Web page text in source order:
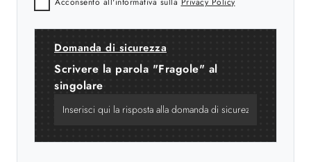
Domanda di sicurezza
Scrivere la parola "Fragole" al
singolare